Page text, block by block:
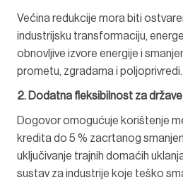
Većina redukcije mora biti
industrijsku transformaciju,
obnovljive izvore energije i
prometu, zgradama i poljoprivredi.
2. Dodatna fleksibilnost za
Dogovor omogućuje korištenje
kredita do 5 % zacrtanog
uključivanje trajnih domaćih
sustav za industrije koje teško